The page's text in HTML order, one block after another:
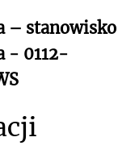
– stanowisko
- 0112-